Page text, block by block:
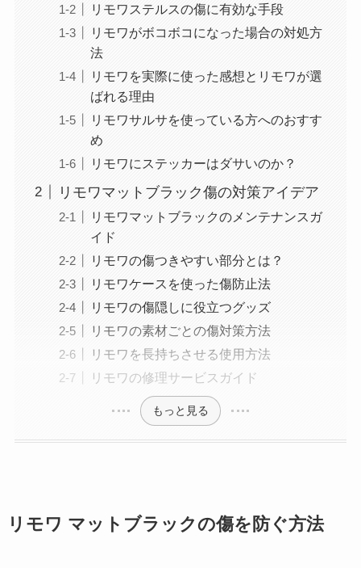
リモワステルスの傷に有効な手段
リモワがボコボコになった場合の対処方
法
リモワを実際に使った感想とリモワが選
ばれる理由
リモワサルサを使っている方へのおすす
め
リモワにステッカーはダサいのか？
リモワマットブラック傷の対策アイデア
リモワマットブラックのメンテナンスガ
イド
リモワの傷つきやすい部分とは？
リモワケースを使った傷防止法
リモワの傷隠しに役立つグッズ
リモワの素材ごとの傷対策方法
リモワを長持ちさせる使用方法
リモワの修理サービスガイド
もっと見る
リモワ マットブラックの傷を防ぐ方法